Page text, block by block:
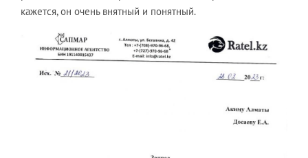
кажется, он очень внятный и понятный.